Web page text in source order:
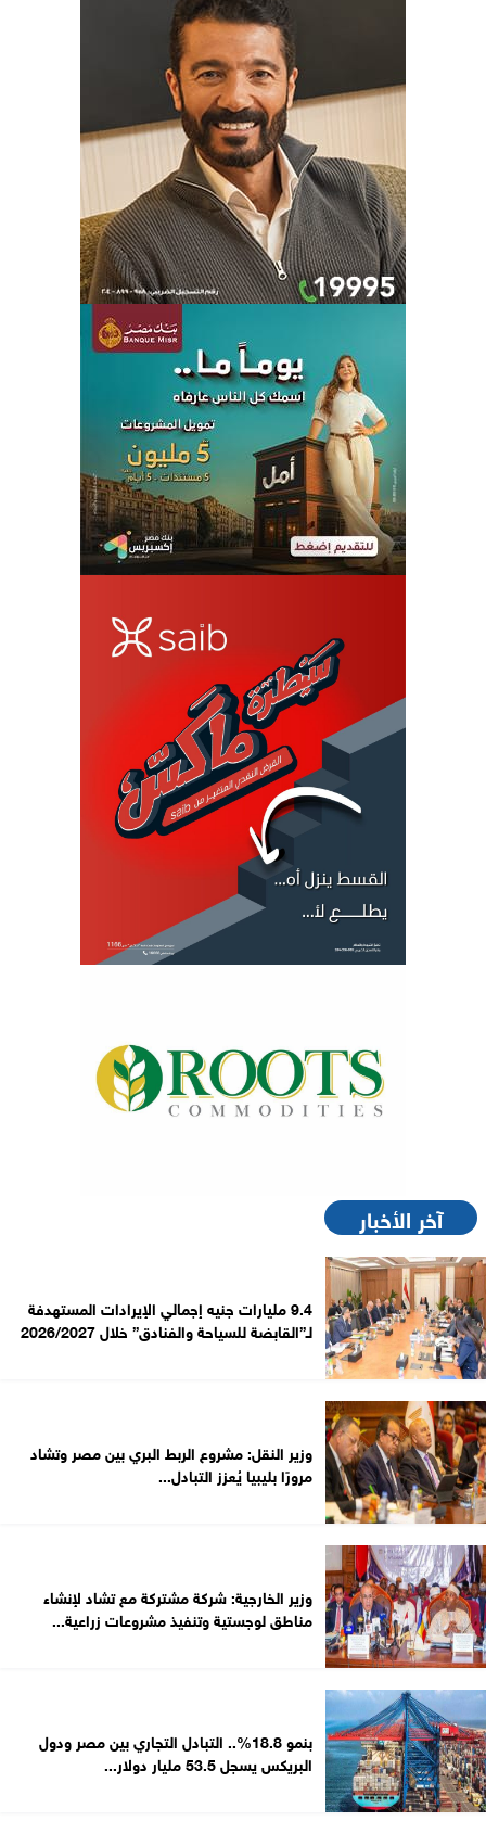
آخر الأخبار
9.4 مليارات جنيه إجمالي الإيرادات المستهدفة
لـ”القابضة للسياحة والفنادق” خلال 2026/2027
وزير النقل: مشروع الربط البري بين مصر وتشاد
مرورًا بليبيا يُعزز التبادل...
وزير الخارجية: شركة مشتركة مع تشاد لإنشاء
مناطق لوجستية وتنفيذ مشروعات زراعية...
بنمو 18.8%.. التبادل التجاري بين مصر ودول
البريكس يسجل 53.5 مليار دولار...